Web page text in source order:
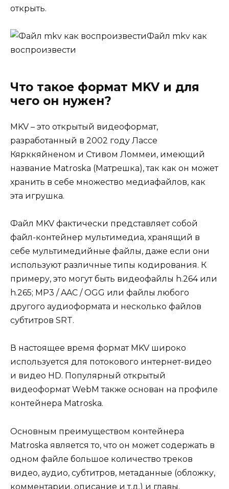
открыть.
Файл mkv как
воспроизвести
Что такое формат MKV и для
чего он нужен?
MKV – это открытый видеоформат,
разработанный в 2002 году Лассе
Кярккяйненом и Стивом Ломмеи, имеющий
название Matroska (Матрешка), так как он может
хранить в себе множество медиафайлов, как
эта игрушка.
Файл MKV фактически представляет собой
файл-контейнер мультимедиа, хранящий в
себе мультимедийные файлы, даже если они
используют различные типы кодирования. К
примеру, это могут быть видеофайлы h.264 или
h.265; MP3 / AAC / OGG или файлы любого
другого аудиоформата и несколько файлов
субтитров SRT.
В настоящее время формат MKV широко
используется для потокового интернет-видео
и видео HD. Популярный открытый
видеоформат WebM также основан на профиле
контейнера Matroska.
Основным преимуществом контейнера
Matroska является то, что он может содержать в
одном файле большое количество треков
видео, аудио, субтитров, метаданные (обложку,
комментарии, описание и т.д.) и главы.